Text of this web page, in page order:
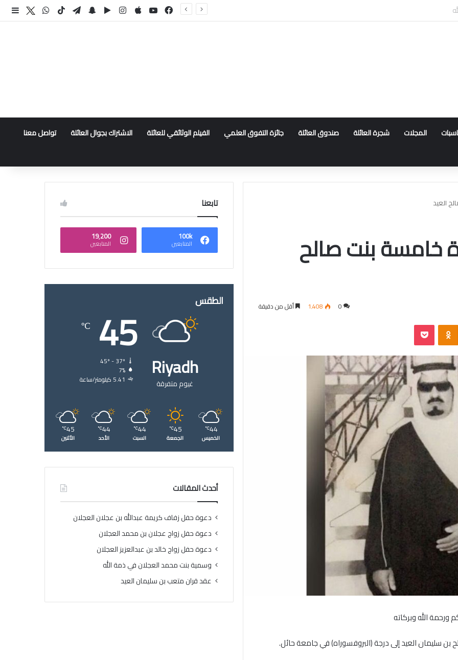
فيسبوك‫YouTube انستقرام سناب تشات
تيلقرام ‫TikTokواتساباكس
المجلات شجرة العائلة صندوق العائلة جائزة التفوق العلمي الفيلم الوثائقي للعائلة الاشتراك بجوال العائلة تواصل معنا
العيد
خامسة بنت صالح
0 1٬408 أقل من دقيقة
ورحمةاللهوبركاته
بنسليمانالعيدإلىدرجة(البروفسوراه)فيجامعةحائل.
تابعنا
100k
المتابعين
19٬200
المتابعين
الطقس
Riyadh
غيوم متفرقة
45
℃
7%
5.41 كيلومتر/ساعة
44
℃
الخميس
45
℃
الجمعة
44
℃
السبت
44
℃
الأحد
45
℃
الأثنين
أحدث المقالات
دعوة حفل زفاف كريمة عبدالله بن عجلان العجلان
دعوة حفل زواج عجلان بن محمد العجلان
دعوة حفل زواج خالد بن عبدالعزيز العجلان
وسمية بنت محمد العجلان في ذمة الله
عقد قران متعب بن سليمان العيد